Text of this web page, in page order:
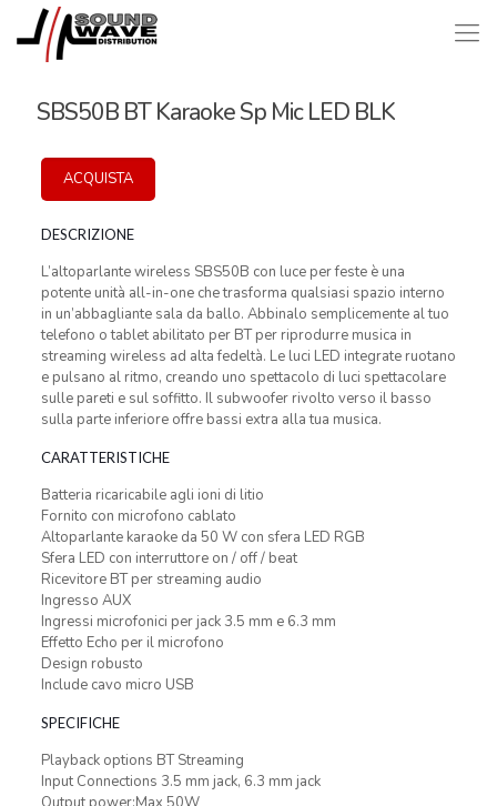
SBS50B BT Karaoke Sp Mic LED BLK
ACQUISTA
DESCRIZIONE
L’altoparlante wireless SBS50B con luce per feste è una
potente unità all-in-one che trasforma qualsiasi spazio interno
in un’abbagliante sala da ballo. Abbinalo semplicemente al tuo
telefono o tablet abilitato per BT per riprodurre musica in
streaming wireless ad alta fedeltà. Le luci LED integrate ruotano
e pulsano al ritmo, creando uno spettacolo di luci spettacolare
sulle pareti e sul soffitto. Il subwoofer rivolto verso il basso
sulla parte inferiore offre bassi extra alla tua musica.
CARATTERISTICHE
Batteria ricaricabile agli ioni di litio
Fornito con microfono cablato
Altoparlante karaoke da 50 W con sfera LED RGB
Sfera LED con interruttore on / off / beat
Ricevitore BT per streaming audio
Ingresso AUX
Ingressi microfonici per jack 3.5 mm e 6.3 mm
Effetto Echo per il microfono
Design robusto
Include cavo micro USB
SPECIFICHE
Playback options BT Streaming
Input Connections 3.5 mm jack, 6.3 mm jack